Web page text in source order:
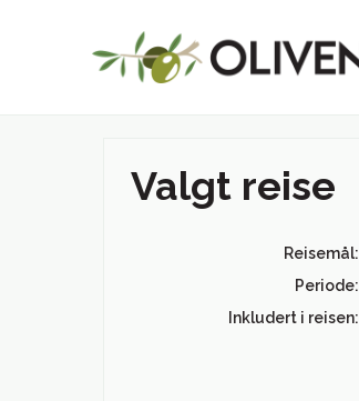
Valgt reise
Reisemål:
Periode:
Inkludert i reisen: